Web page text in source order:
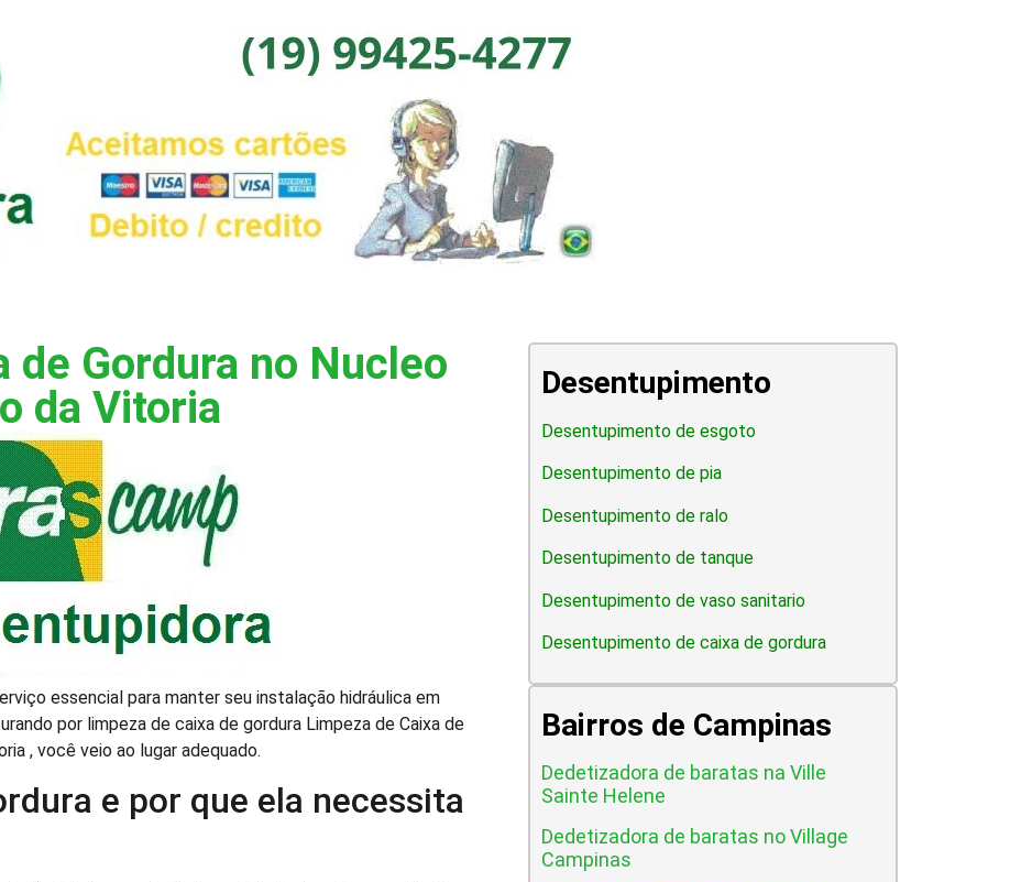
de Gordura no Nucleo
da Vitoria
essencial para manter seu instalação hidráulica em
por limpeza de caixa de gordura Limpeza de Caixa de
, você veio ao lugar adequado.
e por que ela necessita
Desentupimento
Desentupimento de esgoto
Desentupimento de pia
Desentupimento de ralo
Desentupimento de tanque
Desentupimento de vaso sanitario
Desentupimento de caixa de gordura
Bairros de Campinas
Dedetizadora de baratas na Ville
Sainte Helene
Dedetizadora de baratas no Village
Campinas